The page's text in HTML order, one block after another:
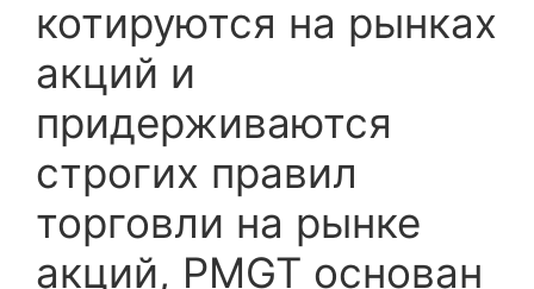
котируются на рынках
акций и
придерживаются
строгих правил
торговли на рынке
акций, PMGT основан